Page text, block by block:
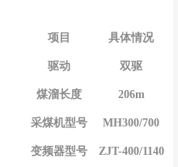
项目 具体情况
驱动 双驱
煤溜长度 206m
采煤机型号 MH300/700
变频器型号 ZJT-400/1140